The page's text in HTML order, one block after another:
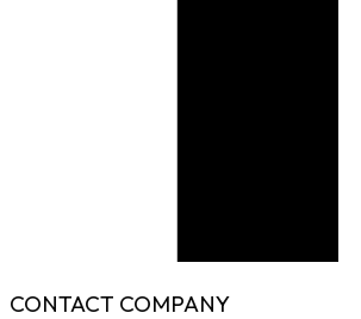
CONTACT COMPANY